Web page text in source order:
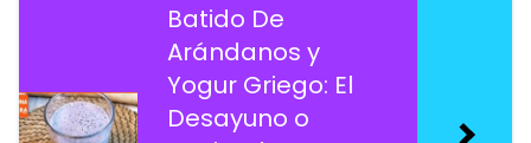
Batido De
Arándanos y
Yogur Griego: El
Desayuno o